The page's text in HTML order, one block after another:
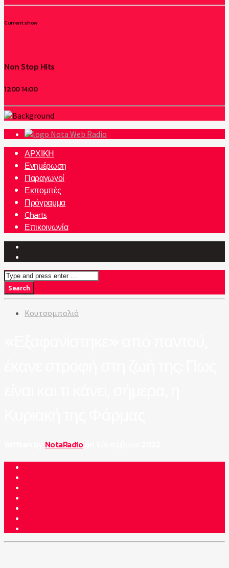
Current show
Non Stop Hits
12:0014:00
Nota Web Radio
ΑΡΧΙΚΗ
Ενημέρωση
Παραγωγοί
Εκπομπές
Πρόγραμμα
Charts
Επικοινωνία
Κουτσομπολιό
NotaRadioon 1 Δεκεμβρίου 2022